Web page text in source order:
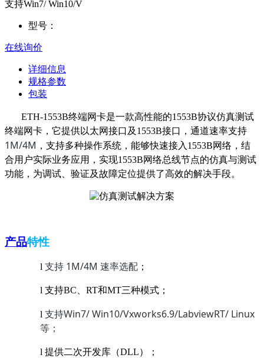
支持Win7/ Win10/V
型号：
在线询价
详细信息
规格参数
包装
ETH-1553B终端网卡是一款高性能的1553B协议仿真测试
终端网卡，它提供以太网接口及 1553B接口，通道速率支持
1M/4M ，支持多种操作系统，能够快速接入 1553B网络，结
合用户实际业务应用，实现1553B网络总线节点的仿真与测试
功能，为调试、验证及故障定位提供了高效的解决手段。
产品特性
l 支持 1M/4M 速率选配 ；
l 支持BC 、RT和MT三种模式 ；
l 支持Win7/ Win10/Vxworks6.9/LabviewRT/ Linux
等；
l 提供二次开发库（DLL）；